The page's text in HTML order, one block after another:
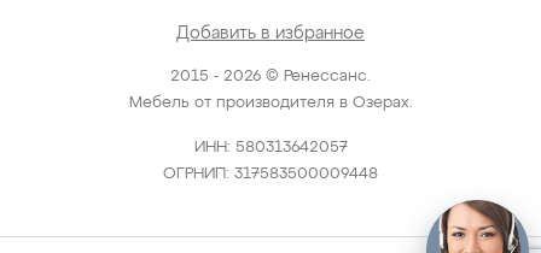
2015 - 2026 © Ренессанс.
Мебель от производителя в Озерах.
ИНН: 580313642057
ОГРНИП: 317583500009448
Добавить в избранное